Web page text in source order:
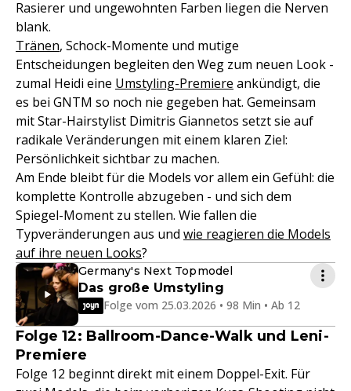
Rasierer und ungewohnten Farben liegen die Nerven
blank.
Tränen, Schock-Momente und mutige
Entscheidungen begleiten den Weg zum neuen Look -
zumal Heidi eine Umstyling-Premiere ankündigt, die
es bei GNTM so noch nie gegeben hat. Gemeinsam
mit Star-Hairstylist Dimitris Giannetos setzt sie auf
radikale Veränderungen mit einem klaren Ziel:
Persönlichkeit sichtbar zu machen.
Am Ende bleibt für die Models vor allem ein Gefühl: die
komplette Kontrolle abzugeben - und sich dem
Spiegel-Moment zu stellen. Wie fallen die
Typveränderungen aus und wie reagieren die Models
auf ihre neuen Looks?
Germany's Next Topmodel
Das große Umstyling
Folge vom 25.03.2026 • 98 Min • Ab 12
Folge 12: Ballroom-Dance-Walk und Leni-
Premiere
Folge 12 beginnt direkt mit einem Doppel-Exit. Für